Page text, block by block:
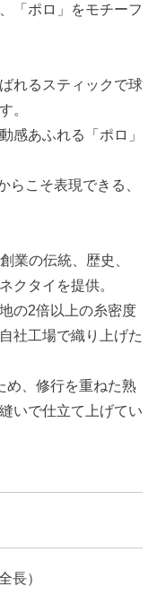
「ポロ」をモチーフ
れるスティックで球
。
感あふれる「ポロ」
らこそ表現できる、
業の伝統、歴史、
クタイを提供。
の2倍以上の糸密度
社工場で織り上げた
め、修行を重ねた熟
いで仕立て上げてい
長）